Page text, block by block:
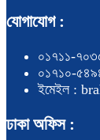
যোগাযোগ :
০১৭১১-
০১৭১০-
ইমেইল :
ঢাকা অফিস :